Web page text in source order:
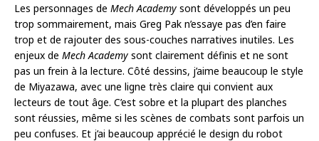
Les personnages de Mech Academy sont développés un peu
trop sommairement, mais Greg Pak n’essaye pas d’en faire
trop et de rajouter des sous-couches narratives inutiles. Les
enjeux de Mech Academy sont clairement définis et ne sont
pas un frein à la lecture. Côté dessins, j’aime beaucoup le style
de Miyazawa, avec une ligne très claire qui convient aux
lecteurs de tout âge. C’est sobre et la plupart des planches
sont réussies, même si les scènes de combats sont parfois un
peu confuses. Et j’ai beaucoup apprécié le design du robot